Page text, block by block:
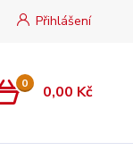
Přihlášení
0 0,00 Kč